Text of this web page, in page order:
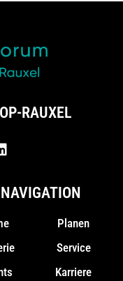
RAUXEL
NAVIGATION
Planen
Service
Karriere